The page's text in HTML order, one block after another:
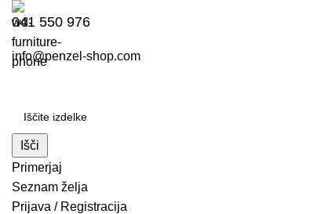
041 550 976
info@penzel-shop.com
Išči
Primerjaj
Seznam želja
Prijava / Registracija